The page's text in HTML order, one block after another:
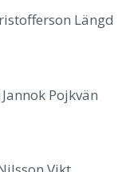
Längd
Pojkvän